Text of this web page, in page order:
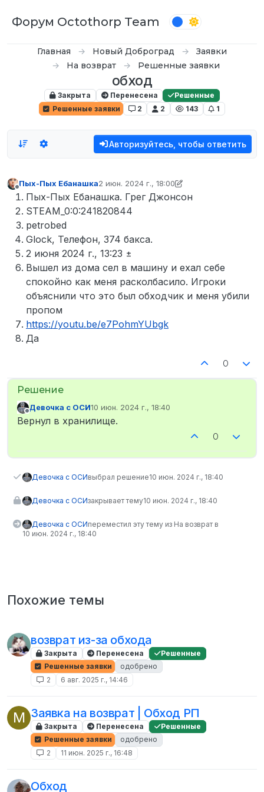
Форум Octothorp Team
Главная Новый Доброград
Заявки
На возврат
Решенные заявки
обход
Закрыта Перенесена
Решенные
Решенные заявки
2 2 143 1
Авторизуйтесь, чтобы ответить
Не в сети
Пых-Пых Ебанашка2 июн. 2024 г., 18:00
отредактировано Пых-Пых Ебанашка
Пых-Пых Ебанашка. Грег Джонсон
STEAM_0:0:241820844
petrobed
Glock, Телефон, 374 бакса.
2 ‎июня ‎2024 ‎г., ‏‎13:23 ±
Вышел из дома сел в машину и ехал себе
спокойно как меня расколбасило. Игроки
объяснили что это был обходчик и меня убили
пропом
https://youtu.be/e7PohmYUbgk
Да
0
Не в сети
Девочка с ОСИ10 июн. 2024 г., 18:40
отредактировано
Вернул в хранилище.
0
Девочка с ОСИвыбрал решение10 июн. 2024 г., 18:40
Девочка с ОСИзакрывает тему10 июн. 2024 г., 18:40
Девочка с ОСИпереместил эту тему из На возврат в
10 июн. 2024 г., 18:40
Похожие темы
возврат из-за обхода
Закрыта Перенесена
Решенные
Решенные заявки
одобрено
2
6 авг. 2025 г., 14:46
M Заявка на возврат | Обход РП
Закрыта Перенесена
Решенные
Решенные заявки
одобрено
2
11 июн. 2025 г., 16:48
Обход